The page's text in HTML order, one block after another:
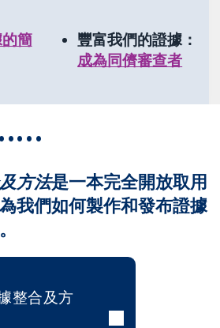
簡
豐富我們的證據：
成為同儕審查者
方法是一本完全開放取用
我們如何製作和發布證據
整合及方